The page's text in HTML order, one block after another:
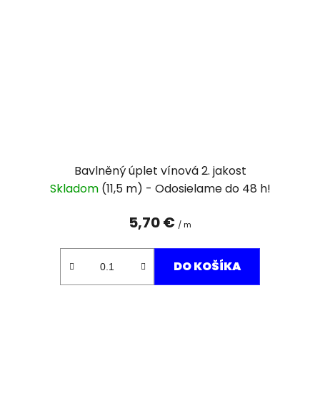
Bavlněný úplet vínová 2. jakost
Skladom (11,5 m)
5,70 € / m
DO KOŠÍKA